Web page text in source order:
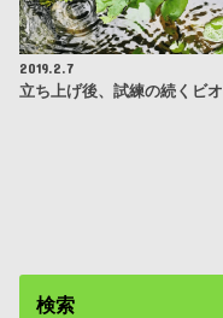
2019.2.7
立ち上げ後、試練の続くビオ
検索